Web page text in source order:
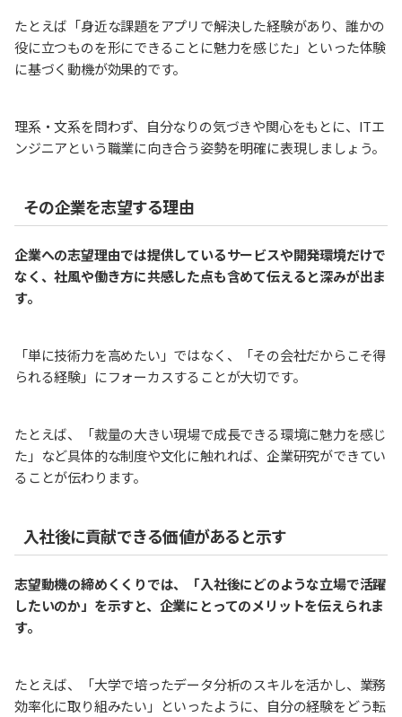
たとえば「身近な課題をアプリで解決した経験があり、誰かの
役に立つものを形にできることに魅力を感じた」といった体験
に基づく動機が効果的です。
理系・文系を問わず、自分なりの気づきや関心をもとに、ITエ
ンジニアという職業に向き合う姿勢を明確に表現しましょう。
その企業を志望する理由
企業への志望理由では提供しているサービスや開発環境だけで
なく、社風や働き方に共感した点も含めて伝えると深みが出ま
す。
「単に技術力を高めたい」ではなく、「その会社だからこそ得
られる経験」にフォーカスすることが大切です。
たとえば、「裁量の大きい現場で成長できる環境に魅力を感じ
た」など具体的な制度や文化に触れれば、企業研究ができてい
ることが伝わります。
入社後に貢献できる価値があると示す
志望動機の締めくくりでは、「入社後にどのような立場で活躍
したいのか」を示すと、企業にとってのメリットを伝えられま
す。
たとえば、「大学で培ったデータ分析のスキルを活かし、業務
効率化に取り組みたい」といったように、自分の経験をどう転